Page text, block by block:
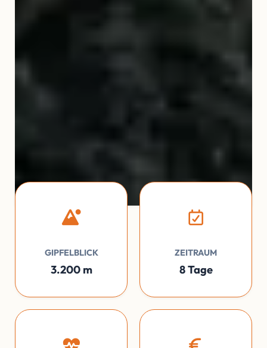
GIPFELBLICK
3.200 m
ZEITRAUM
8 Tage